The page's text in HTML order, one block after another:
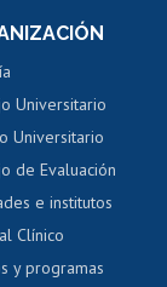
Perfeccionamiento
Evaluación docente
Calificación académica
Postulación al AUCAI
Universitario
Universitario
de Evaluación
e institutos
Clínico
y programas